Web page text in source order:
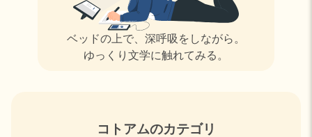
ベッドの上で、深呼吸をしながら。
ゆっくり文学に触れてみる。
コトアムのカテゴリ